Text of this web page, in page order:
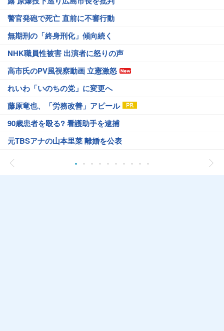
警官発砲で死亡 直前に不審行動
無期刑の「終身刑化」傾向続く
NHK職員性被害 出演者に怒りの声
高市氏のPV風視察動画 立憲激怒
れいわ「いのちの党」に変更へ
藤原竜也、「労務改善」アピール
90歳患者を殴る? 看護助手を逮捕
元TBSアナの山本里菜 離婚を公表